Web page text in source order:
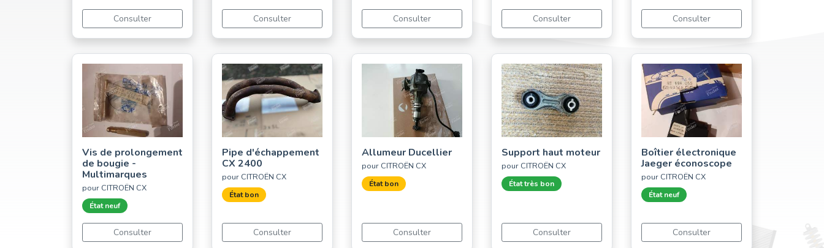
Consulter Consulter Consulter Consulter Consulter
Vis de prolongement
de bougie -
Multimarques
pour CITROËN CX
État neuf
Consulter
Pipe d'échappement
CX 2400
pour CITROËN CX
État bon
Consulter
Allumeur Ducellier
pour CITROËN CX
État bon
Consulter
Support haut moteur
pour CITROËN CX
État très bon
Consulter
Boîtier électronique
Jaeger éconoscope
pour CITROËN CX
État neuf
Consulter